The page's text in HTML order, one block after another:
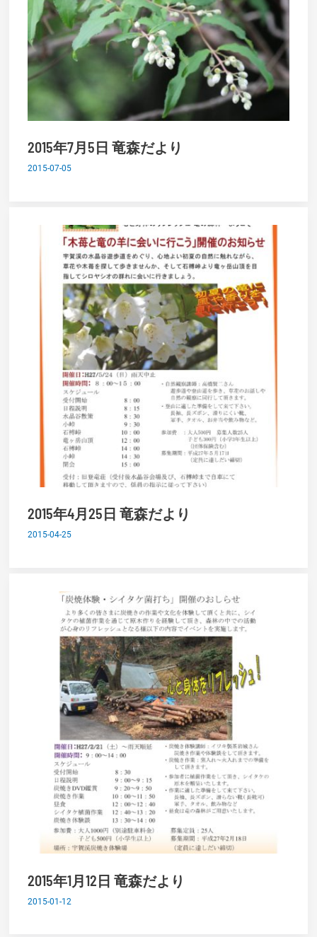
2015年7月5日 竜森だより
2015-07-05
2015年4月25日 竜森だより
2015-04-25
2015年1月12日 竜森だより
2015-01-12